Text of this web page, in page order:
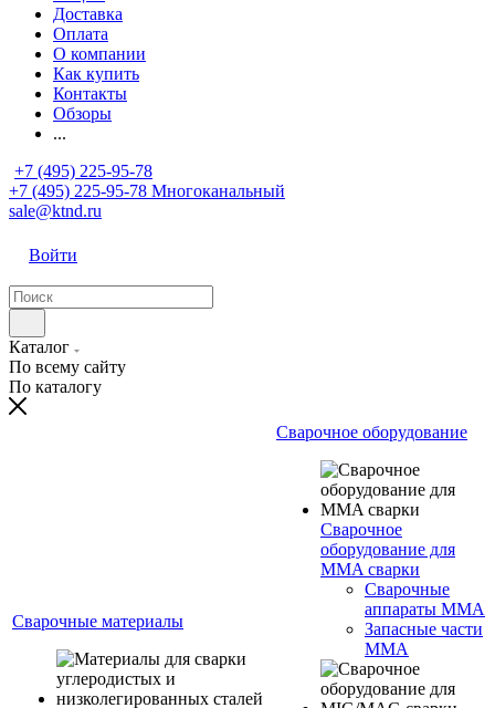
Доставка
Оплата
О компании
Как купить
Контакты
Обзоры
...
+7 (495) 225-95-78
+7 (495) 225-95-78 Многоканальный
sale@ktnd.ru
Войти
Каталог
По всему сайту
По каталогу
Сварочные материалы
Сварочное оборудование
Сварочное
оборудование для
MMA сварки
Сварочные
аппараты MMA
Запасные части
MMA